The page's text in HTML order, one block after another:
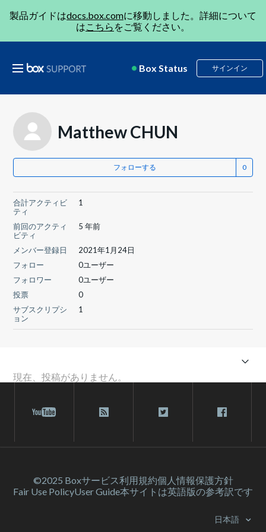
製品ガイドはdocs.box.comに移動しました。詳細について
はこちら をご覧ください。
Box Status サインイン
Matthew CHUN
フォローする
合計アクティビ
ティ
1
前回のアクティ
ビティ
5 年前
メンバー登録日
2021年1月24日
フォロー
0ユーザー
フォロワー
0ユーザー
投票
0
サブスクリプシ
ョン
1
現在、投稿がありません。
©2025 Boxサービス利⽤規約個人情報保護方針
Fair Use PolicyUser Guide本サイトは英語版の参考訳です
日本語